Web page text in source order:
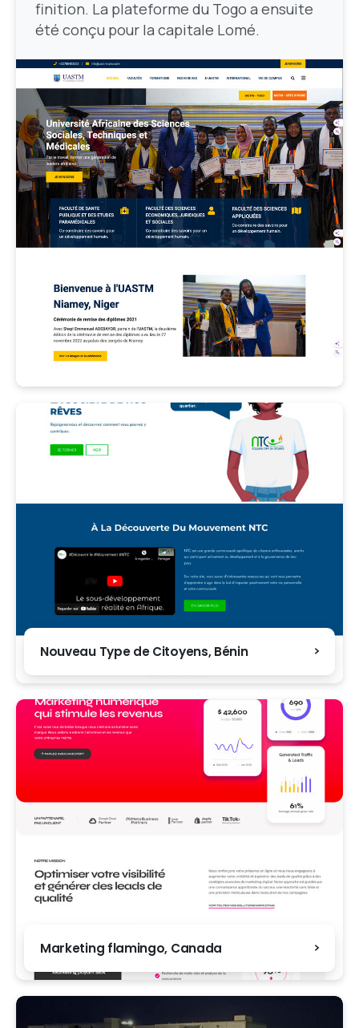
finition. La plateforme du Togo a ensuite
été conçu pour la capitale Lomé.
Nouveau Type de Citoyens, Bénin
Marketing flamingo, Canada